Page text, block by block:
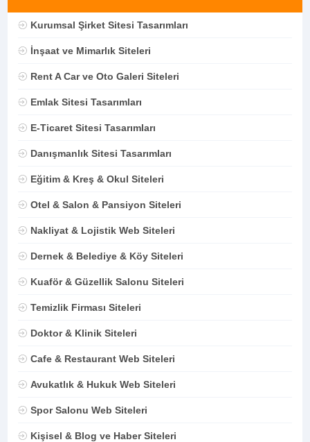
Kurumsal Şirket Sitesi Tasarımları
İnşaat ve Mimarlık Siteleri
Rent A Car ve Oto Galeri Siteleri
Emlak Sitesi Tasarımları
E-Ticaret Sitesi Tasarımları
Danışmanlık Sitesi Tasarımları
Eğitim & Kreş & Okul Siteleri
Otel & Salon & Pansiyon Siteleri
Nakliyat & Lojistik Web Siteleri
Dernek & Belediye & Köy Siteleri
Kuaför & Güzellik Salonu Siteleri
Temizlik Firması Siteleri
Doktor & Klinik Siteleri
Cafe & Restaurant Web Siteleri
Avukatlık & Hukuk Web Siteleri
Spor Salonu Web Siteleri
Kişisel & Blog ve Haber Siteleri